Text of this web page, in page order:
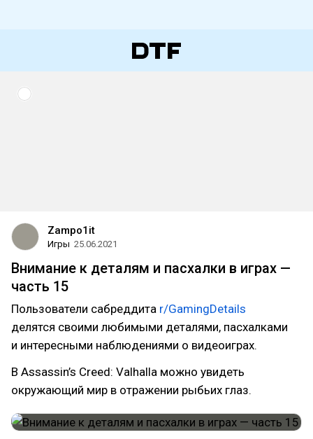
Zampo1it
Игры 25.06.2021
Внимание к деталям и пасхалки в играх —
часть 15
Пользователи сабреддита r/GamingDetails
делятся своими любимыми деталями, пасхалками
и интересными наблюдениями о видеоиграх.
В Assassin’s Creed: Valhalla можно увидеть
окружающий мир в отражении рыбьих глаз.